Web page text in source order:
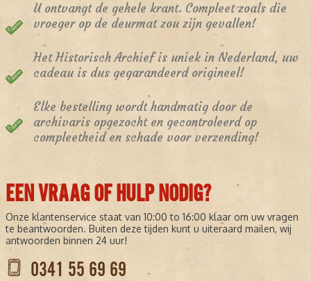
U ontvangt de gehele krant. Compleet zoals die
vroeger op de deurmat zou zijn gevallen!
Het Historisch Archief is uniek in Nederland, uw
cadeau is dus gegarandeerd origineel!
Elke bestelling wordt handmatig door de
archivaris opgezocht en gecontroleerd op
compleetheid en schade voor verzending!
EEN VRAAG OF HULP NODIG?
Onze klantenservice staat van 10:00 to 16:00 klaar om uw vragen
te beantwoorden. Buiten deze tijden kunt u uiteraard mailen, wij
antwoorden binnen 24 uur!
0341 55 69 69